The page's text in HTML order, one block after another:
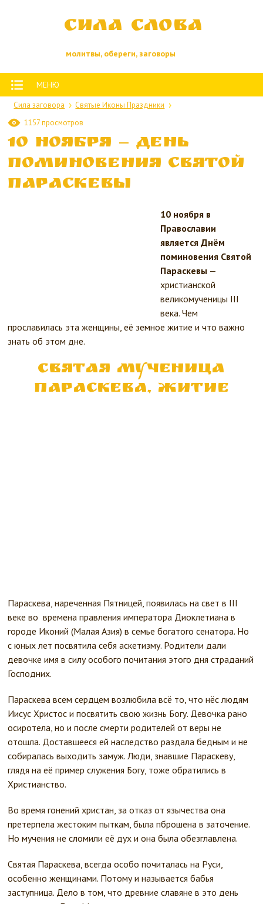
Сила слова
молитвы, обереги, заговоры
МЕНЮ
Сила заговора
Святые Иконы Праздники
1157 просмотров
10 ноября — День
поминовения Святой
Параскевы
10 ноября в
Православии
является Днём
поминовения Святой
Параскевы —
христианской
великомученицы III
века. Чем
прославилась эта женщины, её земное житие и что важно
знать об этом дне.
Святая мученица
Параскева, житие
Параскева, нареченная Пятницей, появилась на свет в III
веке во времена правления императора Диоклетиана в
городе Иконий (Малая Азия) в семье богатого сенатора. Но
с юных лет посвятила себя аскетизму. Родители дали
девочке имя в силу особого почитания этого дня страданий
Господних.
Параскева всем сердцем возлюбила всё то, что нёс людям
Иисус Христос и посвятить свою жизнь Богу. Девочка рано
осиротела, но и после смерти родителей от веры не
отошла. Доставшееся ей наследство раздала бедным и не
собиралась выходить замуж. Люди, знавшие Параскеву,
глядя на её пример служения Богу, тоже обратились в
Христианство.
Во время гонений христан, за отказ от язычества она
претерпела жестоким пыткам, была пброшена в заточение.
Но мучения не сломили её дух и она была обезглавлена.
Святая Параскева, всегда особо почиталась на Руси,
особенно женщинами. Потому и называется бабья
заступница. Дело в том, что древние славяне в это день